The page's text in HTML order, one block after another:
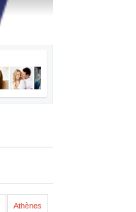
Athènes